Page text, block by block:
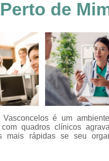
Clínica
Clínica
Oxigenação
Oxigenação
Oxigenação
Terapia Oxigenação
de
é um
quadros clínicos
mais rápidas se seu